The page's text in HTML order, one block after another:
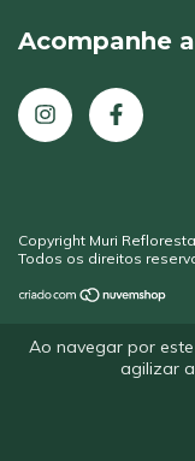
Ao navegar por
agilizar
Acompanhe
Copyright Muri
Todos os direitos